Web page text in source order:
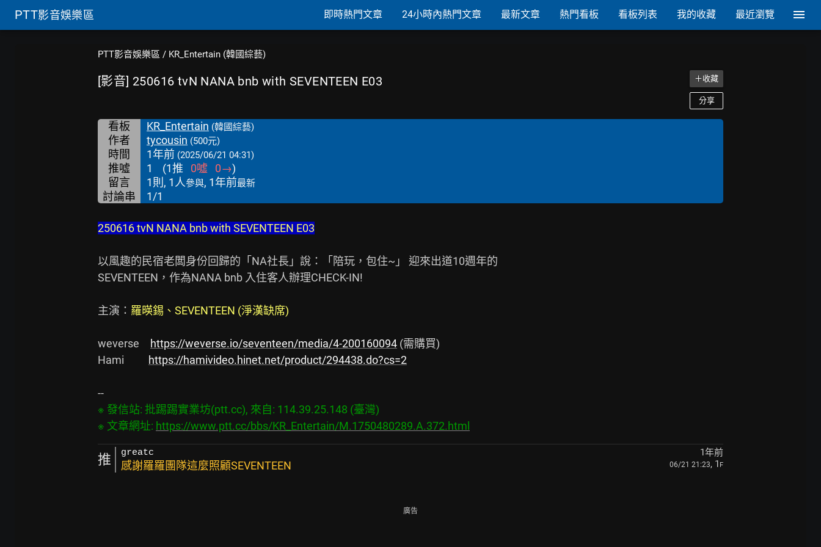
PTT影音娛樂區 即時熱門文章 24小時內熱門文章 最新文章 熱門看板 看板列表 我的收藏 最近瀏覽
PTT影音娛樂區 / KR_Entertain (韓國綜藝)
[影音] 250616 tvN NANA bnb with SEVENTEEN E03 ＋收藏
分享
看板 KR_Entertain (韓國綜藝)
作者 tycousin (500元)
時間 1年前 (2025/06/21 04:31)
推噓 1 (1推 0噓 0→)
留言
1則, 1人參與, 1年前最新
討論串 1/1
250616 tvN NANA bnb with SEVENTEEN E03
以風趣的民宿老闆身份回歸的「NA社長」說：「陪玩，包住~」 迎來出道10週年的
SEVENTEEN，作為NANA bnb 入住客人辦理CHECK-IN!
主演： 羅暎錫、SEVENTEEN (淨漢缺席)
weverse https://weverse.io/seventeen/media/4-200160094 (需購買)
Hami https://hamivideo.hinet.net/product/294438.do?cs=2
※ 發信站: 批踢踢實業坊(ptt.cc), 來自: 114.39.25.148 (臺灣)
※ 文章網址: https://www.ptt.cc/bbs/KR_Entertain/M.1750480289.A.372.html
推 greatc 1年前
感謝羅羅團隊這麼照顧SEVENTEEN 06/21 21:23, 1 F
廣告